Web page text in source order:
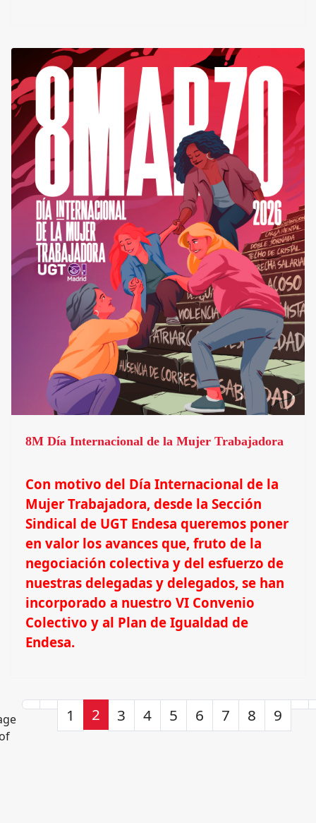
8M Día Internacional de la Mujer Trabajadora
Con motivo del Día Internacional de la
Mujer Trabajadora, desde la Sección
Sindical de UGT Endesa queremos poner
en valor los avances que, fruto de la
negociación colectiva y del esfuerzo de
nuestras delegadas y delegados, se han
incorporado a nuestro VI Convenio
Colectivo y al Plan de Igualdad de
Endesa.
1 2 3 4 5 6 7 8 9